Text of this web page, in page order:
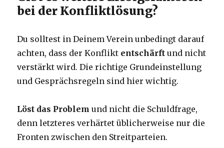
bei der Konfliktlösung?
Du solltest in Deinem Verein unbedingt darauf
achten, dass der Konflikt entschärft und nicht
verstärkt wird. Die richtige Grundeinstellung
und Gesprächsregeln sind hier wichtig.
Löst das Problem und nicht die Schuldfrage,
denn letzteres verhärtet üblicherweise nur die
Fronten zwischen den Streitparteien.